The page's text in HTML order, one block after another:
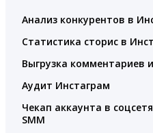
Анализ конкурентов в
Статистика сторис в
Выгрузка комментариев
Аудит Инстаграм
Чекап аккаунта в
SMM